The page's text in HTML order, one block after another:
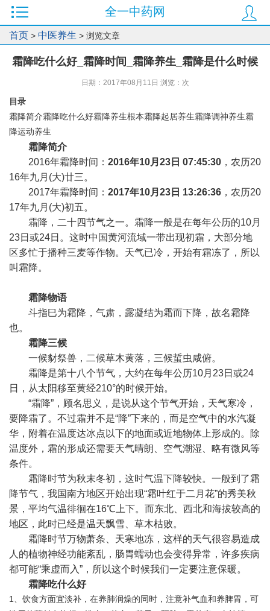
全一中药网
首页 > 中医养生 > 浏览文章
霜降吃什么好_霜降时间_霜降养生_霜降是什么时候
日期：2017年08月11日 浏览： 次
目录
霜降简介霜降吃什么好霜降养生根本霜降起居养生霜降调神养生霜
降运动养生
霜降简介
2016年霜降时间： 2016年10月23日 07:45:30 ，农历20
16年九月(大)廿三。
2017年霜降时间： 2017年10月23日 13:26:36 ，农历20
17年九月(大)初五。
霜降，二十四节气之一。霜降一般是在每年公历的10月
23日或24日。这时中国黄河流域一带出现初霜，大部分地
区多忙于播种三麦等作物。天气已冷，开始有霜冻了，所以
叫霜降。
霜降物语
斗指巳为霜降，气肃，露凝结为霜而下降，故名霜降
也。
霜降三候
一候豺祭兽，二候草木黄落，三候蜇虫咸俯。
霜降是第十八个节气，大约在每年公历10月23日或24
日，从太阳移至黄经210°的时候开始。
“霜降”，顾名思义，是说从这个节气开始，天气寒冷，
要降霜了。不过霜并不是“降”下来的，而是空气中的水汽凝
华，附着在温度达冰点以下的地面或近地物体上形成的。除
温度外，霜的形成还需要天气晴朗、空气潮湿、略有微风等
条件。
霜降时节为秋末冬初，这时气温下降较快。一般到了霜
降节气，我国南方地区开始出现“霜叶红于二月花”的秀美秋
景，平均气温徘徊在16℃上下。而东北、西北和海拔较高的
地区，此时已经是温天飘雪、草木枯败。
霜降时节万物萧条、天寒地冻，这样的天气很容易造成
人的植物神经功能紊乱，肠胃蠕动也会变得异常，许多疾病
都可能“乘虚而入”，所以这个时候我们一定要注意保暖。
霜降吃什么好
1、饮食方面宜淡补，在养肺润燥的同时，注意补气血和养脾胃，可